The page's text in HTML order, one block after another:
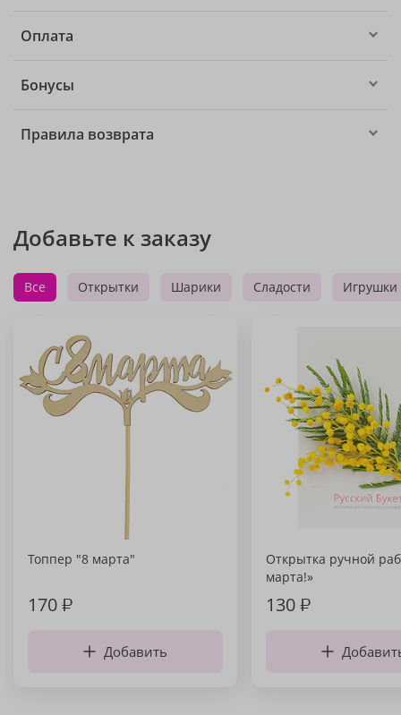
Оплата
Бонусы
Правила возврата
Добавьте к заказу
Все Открытки Шарики Сладости Игрушки
Топпер "8 марта"
170₽
Добавить
Открытка ручной
марта!»
130₽